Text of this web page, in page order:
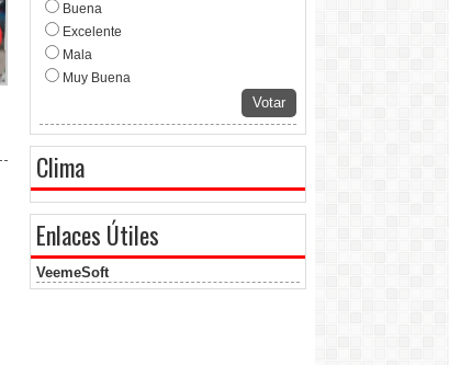
Buena
Excelente
Mala
Muy Buena
Votar
Clima
Enlaces Útiles
VeemeSoft